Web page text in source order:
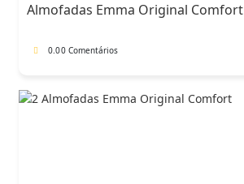
71,00 €.
60,35 €.
Almofadas Emma Original Comfort
0.00 Comentários